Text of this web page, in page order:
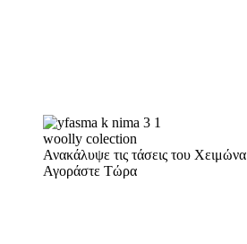
woolly colection
Ανακάλυψε τις τάσεις του Χειμώνα
Αγοράστε Τώρα